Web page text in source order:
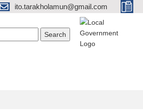
ito.tarakholamun@gmail.com